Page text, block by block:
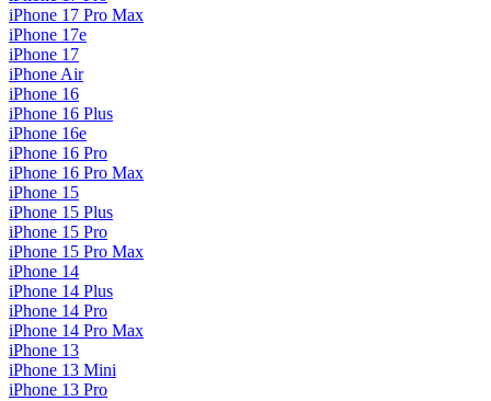
iPhone 17 Pro Max
iPhone 17e
iPhone 17
iPhone Air
iPhone 16
iPhone 16 Plus
iPhone 16e
iPhone 16 Pro
iPhone 16 Pro Max
iPhone 15
iPhone 15 Plus
iPhone 15 Pro
iPhone 15 Pro Max
iPhone 14
iPhone 14 Plus
iPhone 14 Pro
iPhone 14 Pro Max
iPhone 13
iPhone 13 Mini
iPhone 13 Pro